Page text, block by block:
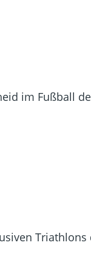
im Fußball
Triathlons